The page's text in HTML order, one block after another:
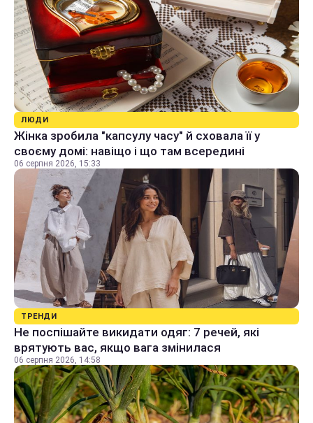
ЛЮДИ
Жінка зробила "капсулу часу" й сховала її у
своєму домі: навіщо і що там всередині
06 серпня 2026, 15:33
ТРЕНДИ
Не поспішайте викидати одяг: 7 речей, які
врятують вас, якщо вага змінилася
06 серпня 2026, 14:58